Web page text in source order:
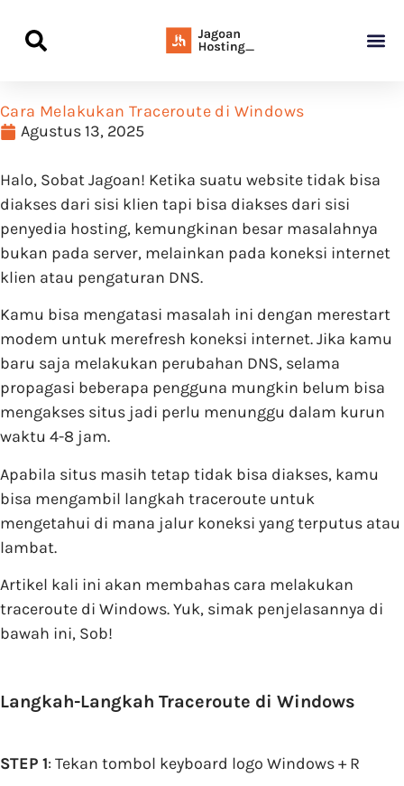
Cara Melakukan Traceroute di Windows
Agustus 13, 2025
Halo, Sobat Jagoan! Ketika suatu website tidak bisa
diakses dari sisi klien tapi bisa diakses dari sisi
penyedia hosting, kemungkinan besar masalahnya
bukan pada server, melainkan pada koneksi internet
klien atau pengaturan DNS.
Kamu bisa mengatasi masalah ini dengan merestart
modem untuk merefresh koneksi internet. Jika kamu
baru saja melakukan perubahan DNS, selama
propagasi beberapa pengguna mungkin belum bisa
mengakses situs jadi perlu menunggu dalam kurun
waktu 4-8 jam.
Apabila situs masih tetap tidak bisa diakses, kamu
bisa mengambil langkah traceroute untuk
mengetahui di mana jalur koneksi yang terputus atau
lambat.
Artikel kali ini akan membahas cara melakukan
traceroute di Windows. Yuk, simak penjelasannya di
bawah ini, Sob!
Langkah-Langkah Traceroute di Windows
STEP 1: Tekan tombol keyboard logo Windows + R